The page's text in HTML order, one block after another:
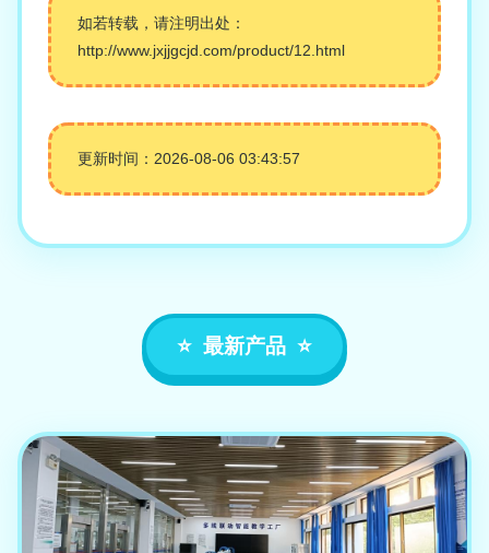
如若转载，请注明出处：
http://www.jxjjgcjd.com/product/12.html
更新时间：2026-08-06 03:43:57
最新产品